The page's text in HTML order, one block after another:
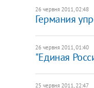
26 червня 2011, 02:48
Германия
26 червня 2011, 01:40
"Единая
25 червня 2011, 22:47